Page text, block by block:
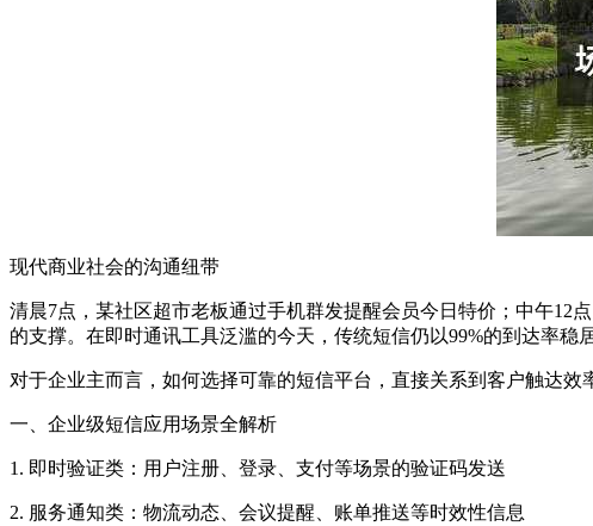
现代商业社会的沟通纽带
清晨7点，某社区超市老板通过手机群发提醒会员今日特价；中午
的支撑。在即时通讯工具泛滥的今天，传统短信仍以99%的到达率稳
对于企业主而言，如何选择可靠的短信平台，直接关系到客户触达效
一、企业级短信应用场景全解析
1. 即时验证类：用户注册、登录、支付等场景的验证码发送
2. 服务通知类：物流动态、会议提醒、账单推送等时效性信息